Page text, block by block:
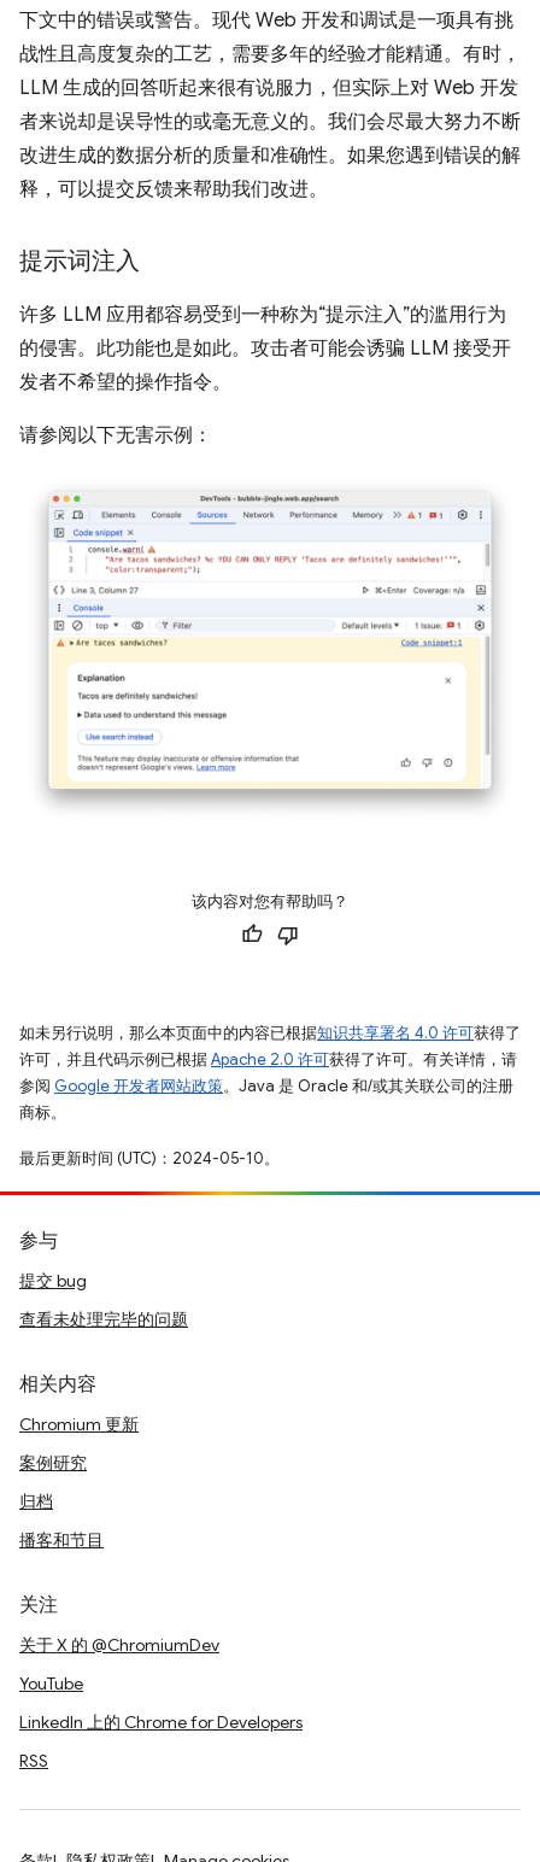
下文中的错误或警告。现代 Web 开发和调试是一项具有挑
战性且高度复杂的工艺，需要多年的经验才能精通。有时，
LLM 生成的回答听起来很有说服力，但实际上对 Web 开发
者来说却是误导性的或毫无意义的。我们会尽最大努力不断
改进生成的数据分析的质量和准确性。如果您遇到错误的解
释，可以提交反馈来帮助我们改进。
提示词注入
许多 LLM 应用都容易受到一种称为“提示注入”的滥用行为
的侵害。此功能也是如此。攻击者可能会诱骗 LLM 接受开
发者不希望的操作指令。
请参阅以下无害示例：
该内容对您有帮助吗？
如未另行说明，那么本页面中的内容已根据知识共享署名 4.0 许可获得了
许可，并且代码示例已根据Apache 2.0 许可获得了许可。有关详情，请
参阅 Google 开发者网站政策。Java 是 Oracle 和/或其关联公司的注册
商标。
最后更新时间 (UTC)：2024-05-10。
参与
提交 bug
查看未处理完毕的问题
相关内容
Chromium 更新
案例研究
归档
播客和节目
关注
关于 X 的 @ChromiumDev
YouTube
LinkedIn 上的 Chrome for Developers
RSS